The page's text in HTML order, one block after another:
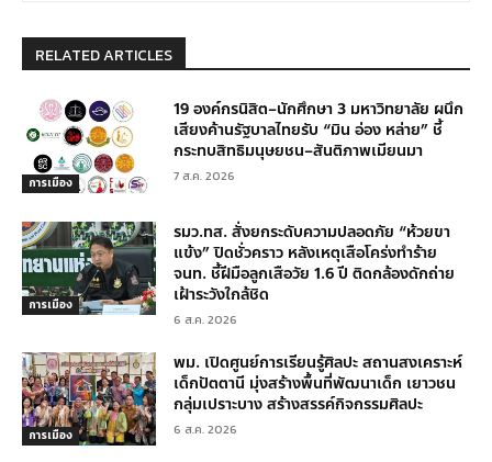
RELATED ARTICLES
การเมือง
19 องค์กรนิสิต–นักศึกษา 3 มหาวิทยาลัย ผนึก
เสียงค้านรัฐบาลไทยรับ “มิน อ่อง หล่าย” ชี้
กระทบสิทธิมนุษยชน–สันติภาพเมียนมา
7 ส.ค. 2026
การเมือง
รมว.ทส. สั่งยกระดับความปลอดภัย “ห้วยขา
แข้ง” ปิดชั่วคราว หลังเหตุเสือโคร่งทำร้าย
จนท. ชี้ฝีมือลูกเสือวัย 1.6 ปี ติดกล้องดักถ่าย
เฝ้าระวังใกล้ชิด
6 ส.ค. 2026
การเมือง
พม. เปิดศูนย์การเรียนรู้ศิลปะ สถานสงเคราะห์
เด็กปัตตานี มุ่งสร้างพื้นที่พัฒนาเด็ก เยาวชน
กลุ่มเปราะบาง สร้างสรรค์กิจกรรมศิลปะ
6 ส.ค. 2026